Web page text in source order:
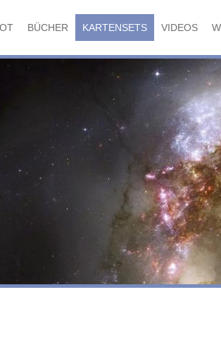
BÜCHER KARTENSETS VIDEOS